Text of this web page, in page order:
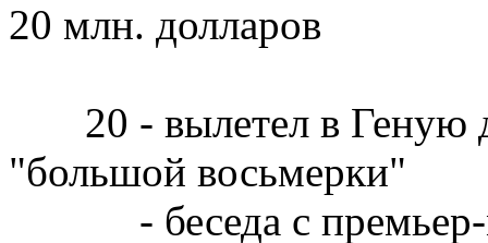
20 млн. долларов
20 - вылетел в Геную
"большой восьмерки"
- беседа с премьер-